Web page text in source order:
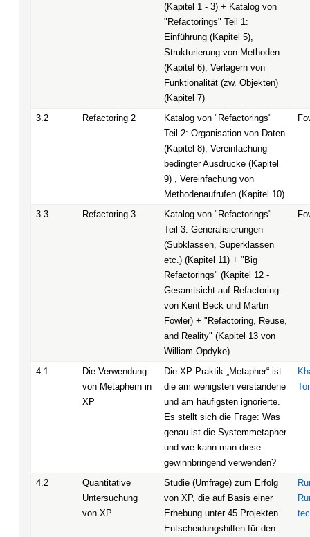
(Kapitel 1 - 3) + Katalog von
"Refactorings" Teil 1:
Einführung (Kapitel 5),
Strukturierung von Methoden
(Kapitel 6), Verlagern von
Funktionalität (zw. Objekten)
(Kapitel 7)
3.2 Refactoring 2
Katalog von "Refactorings"
Teil 2: Organisation von Daten
(Kapitel 8), Vereinfachung
bedingter Ausdrücke (Kapitel
9) , Vereinfachung von
Methodenaufrufen (Kapitel 10)
3.3 Refactoring 3
Katalog von "Refactorings"
Teil 3: Generalisierungen
(Subklassen, Superklassen
etc.) (Kapitel 11) + "Big
Refactorings" (Kapitel 12 -
Gesamtsicht auf Refactoring
von Kent Beck und Martin
Fowler) + "Refactoring, Reuse,
and Reality" (Kapitel 13 von
William Opdyke)
4.1
Die Verwendung
von Metaphern in
XP
Die XP-Praktik „Metapher“ ist
die am wenigsten verstandene
und am häufigsten ignorierte.
Es stellt sich die Frage: Was
genau ist die Systemmetapher
und wie kann man diese
gewinnbringend verwenden?
4.2
Quantitative
Untersuchung
von XP
Studie (Umfrage) zum Erfolg
von XP, die auf Basis einer
Erhebung unter 45 Projekten
Entscheidungshilfen für den